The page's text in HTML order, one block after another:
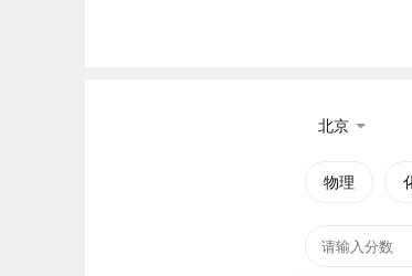
、定向就业 于一
人才培养成果丰硕。2025年，学生参
优质通道，助力学生实现多元化发展。
北京
物理